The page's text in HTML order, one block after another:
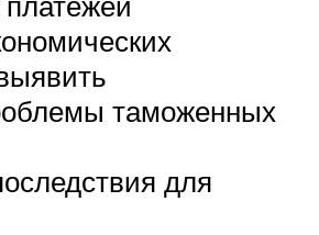
таможенных
для